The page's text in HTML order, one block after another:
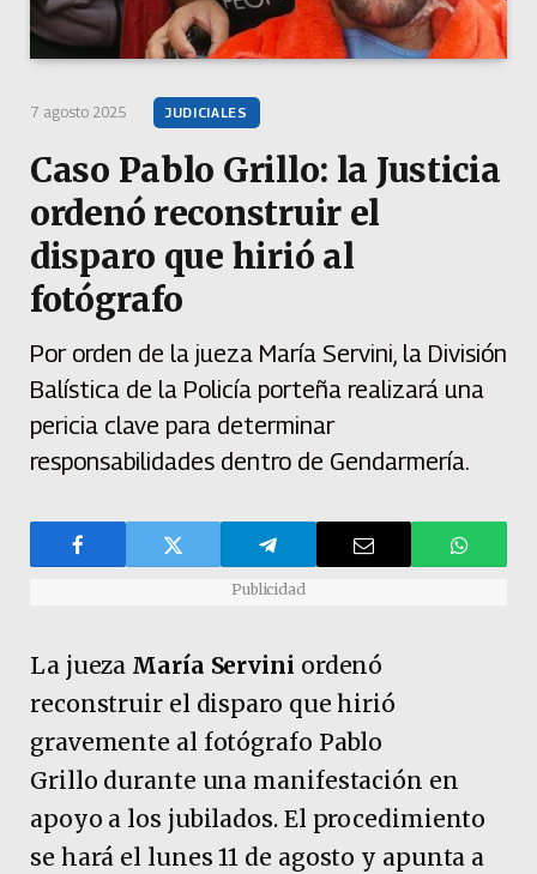
7 agosto 2025 JUDICIALES
Caso Pablo Grillo: la Justicia
ordenó reconstruir el
disparo que hirió al
fotógrafo
Por orden de la jueza María Servini, la División
Balística de la Policía porteña realizará una
pericia clave para determinar
responsabilidades dentro de Gendarmería.
Publicidad
La jueza María Servini ordenó
reconstruir el disparo que hirió
gravemente al fotógrafo Pablo
Grillo durante una manifestación en
apoyo a los jubilados. El procedimiento
se hará el lunes 11 de agosto y apunta a